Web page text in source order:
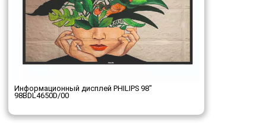
Информационный дисплей PHILIPS 98"
98BDL4650D/00